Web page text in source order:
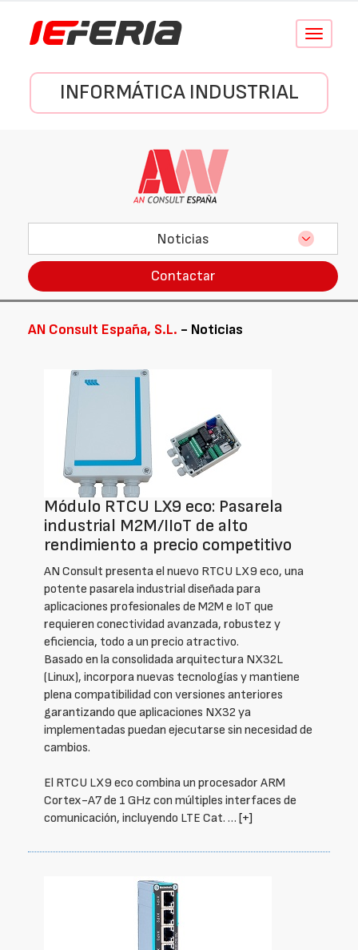
Conmutar
INFORMÁTICA INDUSTRIAL
Noticias
Contactar
AN Consult España, S.L. - Noticias
Módulo RTCU LX9 eco: Pasarela
industrial M2M/IIoT de alto
rendimiento a precio competitivo
AN Consult presenta el nuevo RTCU LX9 eco, una
potente pasarela industrial diseñada para
aplicaciones profesionales de M2M e IoT que
requieren conectividad avanzada, robustez y
eficiencia, todo a un precio atractivo.
Basado en la consolidada arquitectura NX32L
(Linux), incorpora nuevas tecnologías y mantiene
plena compatibilidad con versiones anteriores
garantizando que aplicaciones NX32 ya
implementadas puedan ejecutarse sin necesidad de
cambios.
El RTCU LX9 eco combina un procesador ARM
Cortex-A7 de 1 GHz con múltiples interfaces de
comunicación, incluyendo LTE Cat. … [+]